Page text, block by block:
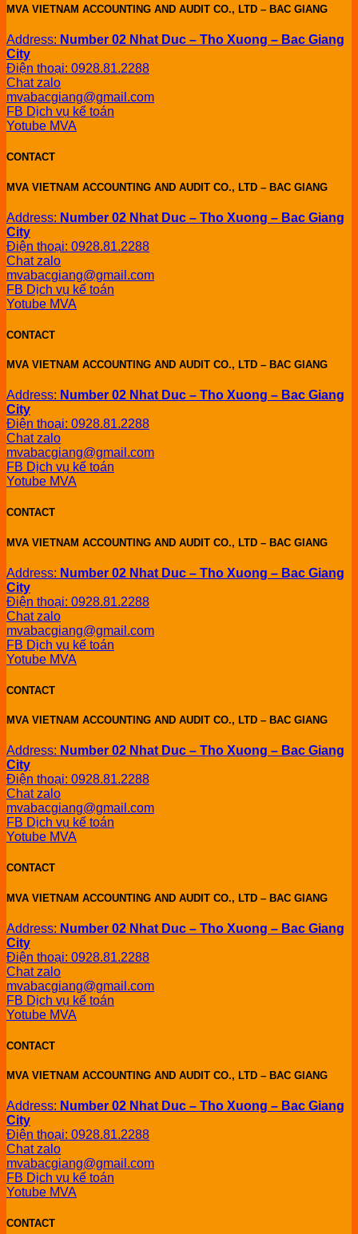
MVA VIETNAM ACCOUNTING AND AUDIT CO., LTD – BAC GIANG
Address: Number 02 Nhat Duc – Tho Xuong – Bac Giang
City
Điện thoại: 0928.81.2288
Chat zalo
mvabacgiang@gmail.com
FB Dịch vụ kế toán
Yotube MVA
CONTACT
MVA VIETNAM ACCOUNTING AND AUDIT CO., LTD – BAC GIANG
Address: Number 02 Nhat Duc – Tho Xuong – Bac Giang
City
Điện thoại: 0928.81.2288
Chat zalo
mvabacgiang@gmail.com
FB Dịch vụ kế toán
Yotube MVA
CONTACT
MVA VIETNAM ACCOUNTING AND AUDIT CO., LTD – BAC GIANG
Address: Number 02 Nhat Duc – Tho Xuong – Bac Giang
City
Điện thoại: 0928.81.2288
Chat zalo
mvabacgiang@gmail.com
FB Dịch vụ kế toán
Yotube MVA
CONTACT
MVA VIETNAM ACCOUNTING AND AUDIT CO., LTD – BAC GIANG
Address: Number 02 Nhat Duc – Tho Xuong – Bac Giang
City
Điện thoại: 0928.81.2288
Chat zalo
mvabacgiang@gmail.com
FB Dịch vụ kế toán
Yotube MVA
CONTACT
MVA VIETNAM ACCOUNTING AND AUDIT CO., LTD – BAC GIANG
Address: Number 02 Nhat Duc – Tho Xuong – Bac Giang
City
Điện thoại: 0928.81.2288
Chat zalo
mvabacgiang@gmail.com
FB Dịch vụ kế toán
Yotube MVA
CONTACT
MVA VIETNAM ACCOUNTING AND AUDIT CO., LTD – BAC GIANG
Address: Number 02 Nhat Duc – Tho Xuong – Bac Giang
City
Điện thoại: 0928.81.2288
Chat zalo
mvabacgiang@gmail.com
FB Dịch vụ kế toán
Yotube MVA
CONTACT
MVA VIETNAM ACCOUNTING AND AUDIT CO., LTD – BAC GIANG
Address: Number 02 Nhat Duc – Tho Xuong – Bac Giang
City
Điện thoại: 0928.81.2288
Chat zalo
mvabacgiang@gmail.com
FB Dịch vụ kế toán
Yotube MVA
CONTACT